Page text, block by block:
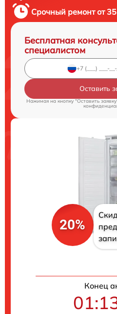
Срочный ремонт от
Бесплатная
специалистом
Оставить
Нажимая на кнопку "Оставить
20%
Конец